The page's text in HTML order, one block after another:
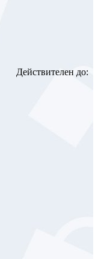
Действителен до: